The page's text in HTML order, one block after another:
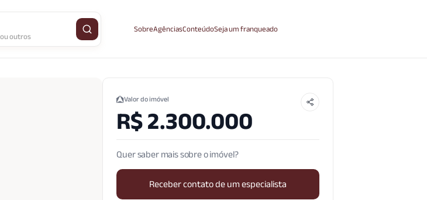
outros Buscar imóvelSobreAgênciasConteúdoSeja um franqueado
Valor do imóvel
R$ 2.300.000
Quer saber mais sobre o imóvel?
Receber contato de um especialista